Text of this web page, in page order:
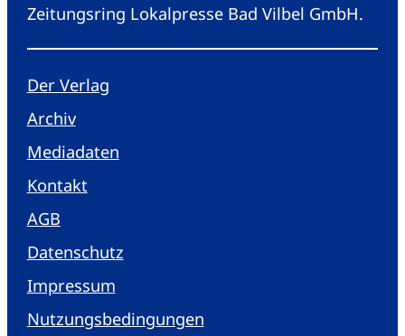
Zeitungsring Lokalpresse Bad Vilbel GmbH.
Der Verlag
Archiv
Mediadaten
Kontakt
AGB
Datenschutz
Impressum
Nutzungsbedingungen